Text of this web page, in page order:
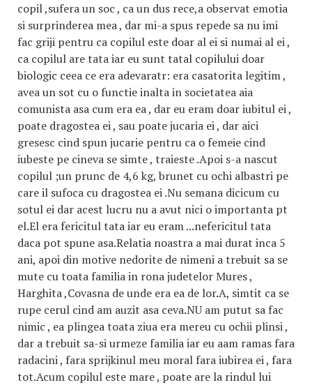
copil ,sufera un soc , ca un dus rece,a observat emotia
si surprinderea mea , dar mi-a spus repede sa nu imi
fac griji pentru ca copilul este doar al ei si numai al ei ,
ca copilul are tata iar eu sunt tatal copilului doar
biologic ceea ce era adevaratr: era casatorita legitim ,
avea un sot cu o functie inalta in societatea aia
comunista asa cum era ea , dar eu eram doar iubitul ei ,
poate dragostea ei , sau poate jucaria ei , dar aici
gresesc cind spun jucarie pentru ca o femeie cind
iubeste pe cineva se simte , traieste .Apoi s-a nascut
copilul ;un prunc de 4,6 kg, brunet cu ochi albastri pe
care il sufoca cu dragostea ei .Nu semana dicicum cu
sotul ei dar acest lucru nu a avut nici o importanta pt
el.El era fericitul tata iar eu eram ...nefericitul tata
daca pot spune asa.Relatia noastra a mai durat inca 5
ani, apoi din motive nedorite de nimeni a trebuit sa se
mute cu toata familia in rona judetelor Mures ,
Harghita ,Covasna de unde era ea de lor.A, simtit ca se
rupe cerul cind am auzit asa ceva.NU am putut sa fac
nimic , ea plingea toata ziua era mereu cu ochii plinsi ,
dar a trebuit sa-si urmeze familia iar eu aam ramas fara
radacini , fara sprijkinul meu moral fara iubirea ei , fara
tot.Acum copilul este mare , poate are la rindul lui